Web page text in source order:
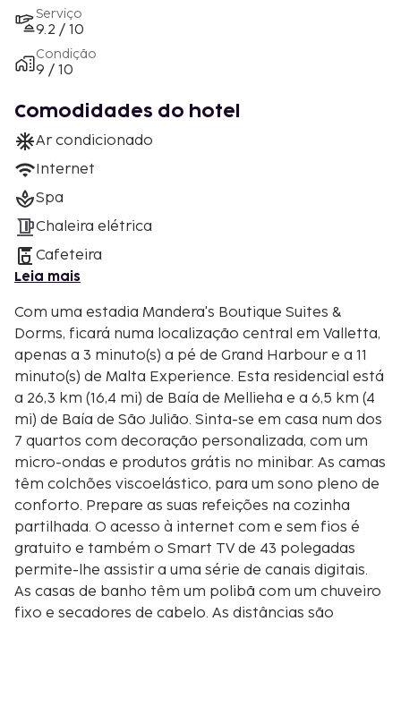
Serviço
9.2 / 10
Condição
9 / 10
Comodidades do hotel
Ar condicionado
Internet
Spa
Chaleira elétrica
Cafeteira
Leia mais
Com uma estadia Mandera's Boutique Suites &
Dorms, ficará numa localização central em Valletta,
apenas a 3 minuto(s) a pé de Grand Harbour e a 11
minuto(s) de Malta Experience. Esta residencial está
a 26,3 km (16,4 mi) de Baía de Mellieha e a 6,5 km (4
mi) de Baía de São Julião. Sinta-se em casa num dos
7 quartos com decoração personalizada, com um
micro-ondas e produtos grátis no minibar. As camas
têm colchões viscoelástico, para um sono pleno de
conforto. Prepare as suas refeições na cozinha
partilhada. O acesso à internet com e sem fios é
gratuito e também o Smart TV de 43 polegadas
permite-lhe assistir a uma série de canais digitais.
As casas de banho têm um polibã com um chuveiro
fixo e secadores de cabelo. As distâncias são